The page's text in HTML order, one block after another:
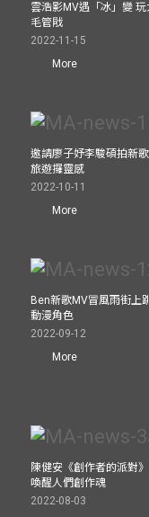
雲浩影MV遇「冰」變
毛管戙
2022-11-15
More
邀請廖子妤李駿碩拍新
旅遊攞靈感
2022-10-11
More
Ben新歌MV冒風雨街上
動漫角色
2022-09-12
More
陳健安《創作者的派對
喚醒人們創作魂
2022-08-03